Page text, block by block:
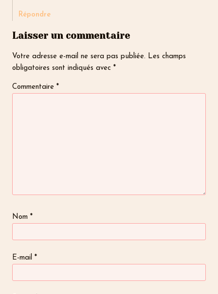
Répondre
Laisser un commentaire
Votre adresse e-mail ne sera pas publiée. Les champs
obligatoires sont indiqués avec *
Commentaire *
Nom *
E-mail *